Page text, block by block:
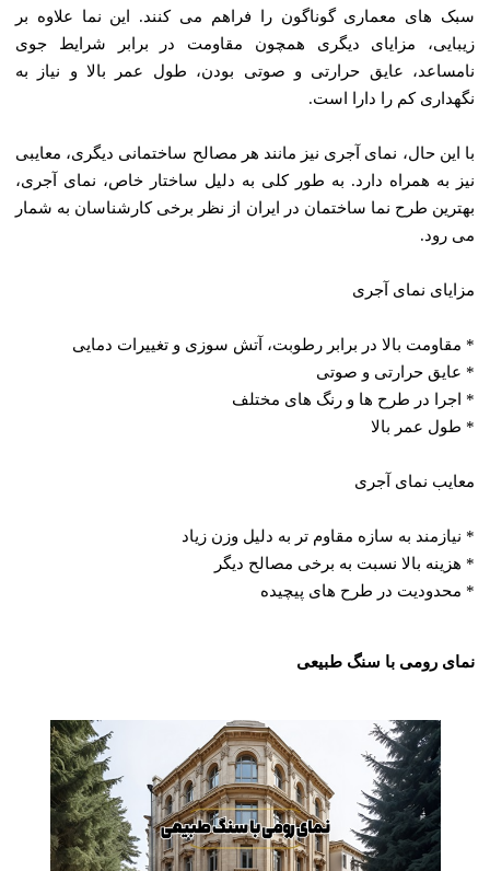
سبک‌ های معماری گوناگون را فراهم می‌ کنند. این نما علاوه بر
زیبایی، مزایای دیگری همچون مقاومت در برابر شرایط جوی
نامساعد، عایق حرارتی و صوتی بودن، طول عمر بالا و نیاز به
نگهداری کم را دارا است.
با این حال، نمای آجری نیز مانند هر مصالح ساختمانی دیگری، معایبی
نیز به همراه دارد. به طور کلی به دلیل ساختار خاص، نمای آجری،
بهترین طرح نما ساختمان در ایران از نظر برخی کارشناسان به شمار
می‌ رود.
مزایای نمای آجری
* مقاومت بالا در برابر رطوبت، آتش‌ سوزی و تغییرات دمایی
* عایق حرارتی و صوتی
* اجرا در طرح‌ ها و رنگ‌ های مختلف
* طول عمر بالا
معایب نمای آجری
* نیازمند به سازه مقاوم‌ تر به دلیل وزن زیاد
* هزینه بالا نسبت به برخی مصالح دیگر
* محدودیت در طرح‌ های پیچیده
نمای رومی با سنگ طبیعی